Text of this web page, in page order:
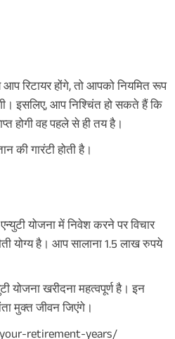
रिटायर होंगे, तो आपको नियमित रूप
इसलिए, आप निश्चिंत हो सकते हैं कि
होगी वह पहले से ही तय है।
की गारंटी होती है।
योजना में निवेश करने पर विचार
योग्य है। आप सालाना 1.5 लाख रुपये
खरीदना महत्वपूर्ण है। इन
मुक्त जीवन जिएंगे।
retirement-years/